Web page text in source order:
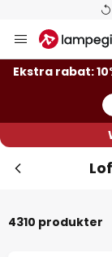
to
Content
Ekstra rabat:
4310 produkter